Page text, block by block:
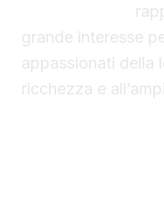
grande interesse
appassionati della
ricchezza e